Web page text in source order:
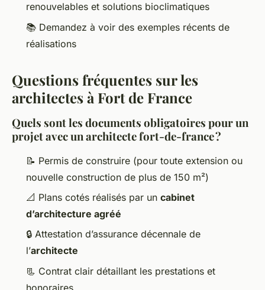
renouvelables et solutions bioclimatiques
📚 Demandez à voir des exemples récents de
réalisations
Questions fréquentes sur les
architectes à Fort de France
Quels sont les documents obligatoires pour un
projet avec un architecte fort-de-france ?
📝 Permis de construire (pour toute extension ou
nouvelle construction de plus de 150 m²)
📐 Plans cotés réalisés par un cabinet
d’architecture agréé
🔒 Attestation d’assurance décennale de
l’architecte
📃 Contrat clair détaillant les prestations et
honoraires